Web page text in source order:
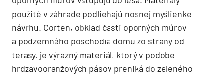
s prevýšením niekde až 6 metrov.
Spôsob prepojenia je určený v pásoch zelene –
z lesa smerujú k rodinnému domu a naopak, pásy
oporných múrov vstupujú do lesa. Materiály
použité v záhrade podliehajú nosnej myšlienke